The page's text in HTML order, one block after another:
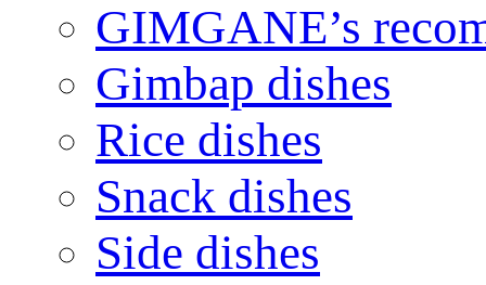
GIMGANE’s
Gimbap dishes
Rice dishes
Snack dishes
Side dishes